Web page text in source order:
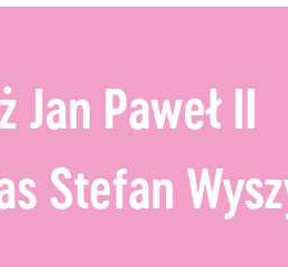
Jan Paweł II
Stefan